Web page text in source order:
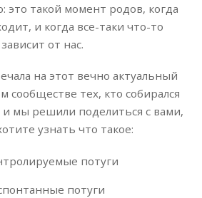
это такой момент родов, когда
и когда все-таки что-то
зависит от нас.
на этот вечно актуальный
сообществе тех, кто собирался
и мы решили поделиться с вами,
узнать что такое:
потуги
потуги